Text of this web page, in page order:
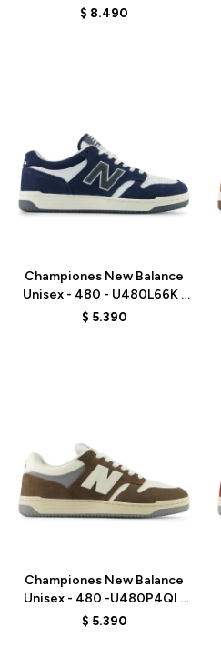
BLACK
$ 8.490
Championes New Balance
Unisex - 480 - U480L66K -
BLUE
$ 5.390
Championes New Balance
Unisex - 480 -U480P4QI -
BROWN
$ 5.390